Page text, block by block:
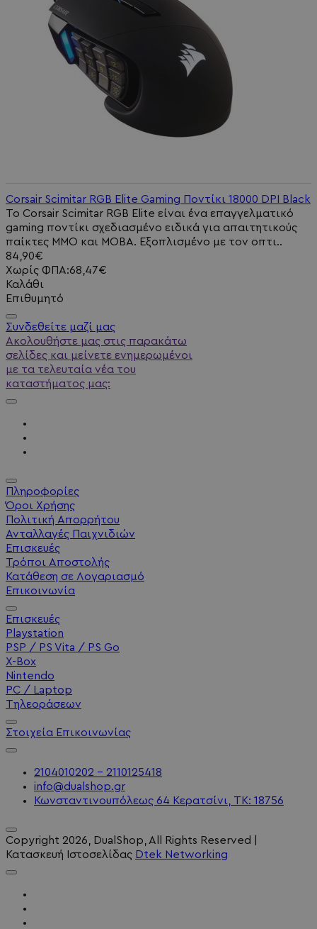
Corsair Scimitar RGB Elite Gaming Ποντίκι 18000 DPI Black
Το Corsair Scimitar RGB Elite είναι ένα επαγγελματικό
gaming ποντίκι σχεδιασμένο ειδικά για απαιτητικούς
παίκτες MMO και MOBA. Εξοπλισμένο με τον οπτι..
84,90€
Χωρίς ΦΠΑ:68,47€
Καλάθι
Επιθυμητό
Συνδεθείτε μαζί μας
Ακολουθήστε μας στις παρακάτω
σελίδες και μείνετε ενημερωμένοι
με τα τελευταία νέα του
καταστήματος μας:
Πληροφορίες
Όροι Χρήσης
Πολιτική Απορρήτου
Ανταλλαγές Παιχνιδιών
Επισκευές
Τρόποι Αποστολής
Κατάθεση σε Λογαριασμό
Επικοινωνία
Επισκευές
Playstation
PSP / PS Vita / PS Go
X-Box
Nintendo
PC / Laptop
Τηλεοράσεων
Στοιχεία Επικοινωνίας
2104010202 - 2110125418
info@dualshop.gr
Κωνσταντινουπόλεως 64 Κερατσίνι, ΤΚ: 18756
Copyright 2026 , DualShop, All Rights Reserved
Κατασκευή Ιστοσελίδας Dtek Networking